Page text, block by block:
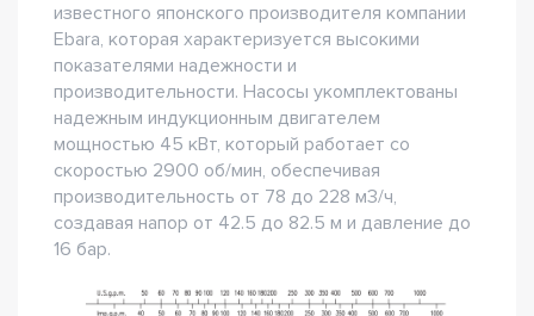
известного японского производителя компании
Ebara, которая характеризуется высокими
показателями надежности и
производительности. Насосы укомплектованы
надежным индукционным двигателем
мощностью 45 кВт, который работает со
скоростью 2900 об/мин, обеспечивая
производительность от 78 до 228 м3/ч,
создавая напор от 42.5 до 82.5 м и давление до
16 бар.